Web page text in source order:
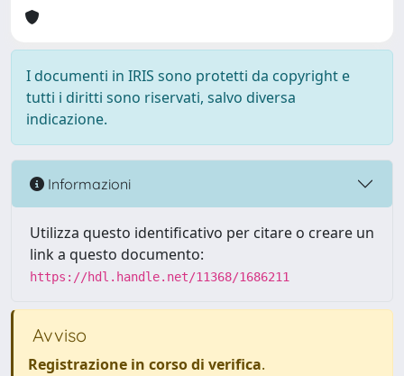
I documenti in IRIS sono protetti da copyright e
tutti i diritti sono riservati, salvo diversa
indicazione.
Informazioni
Utilizza questo identificativo per citare o creare un
link a questo documento:
https://hdl.handle.net/11368/1686211
Avviso
Registrazione in corso di verifica.